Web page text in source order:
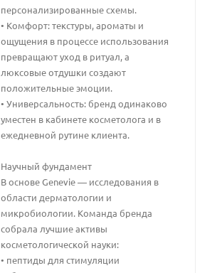
персонализированные схемы.
• Комфорт: текстуры, ароматы и
ощущения в процессе использования
превращают уход в ритуал, а
люксовые отдушки создают
положительные эмоции.
• Универсальность: бренд одинаково
уместен в кабинете косметолога и в
ежедневной рутине клиента.
Научный фундамент
В основе Genevie — исследования в
области дерматологии и
микробиологии. Команда бренда
собрала лучшие активы
косметологической науки:
• пептиды для стимуляции